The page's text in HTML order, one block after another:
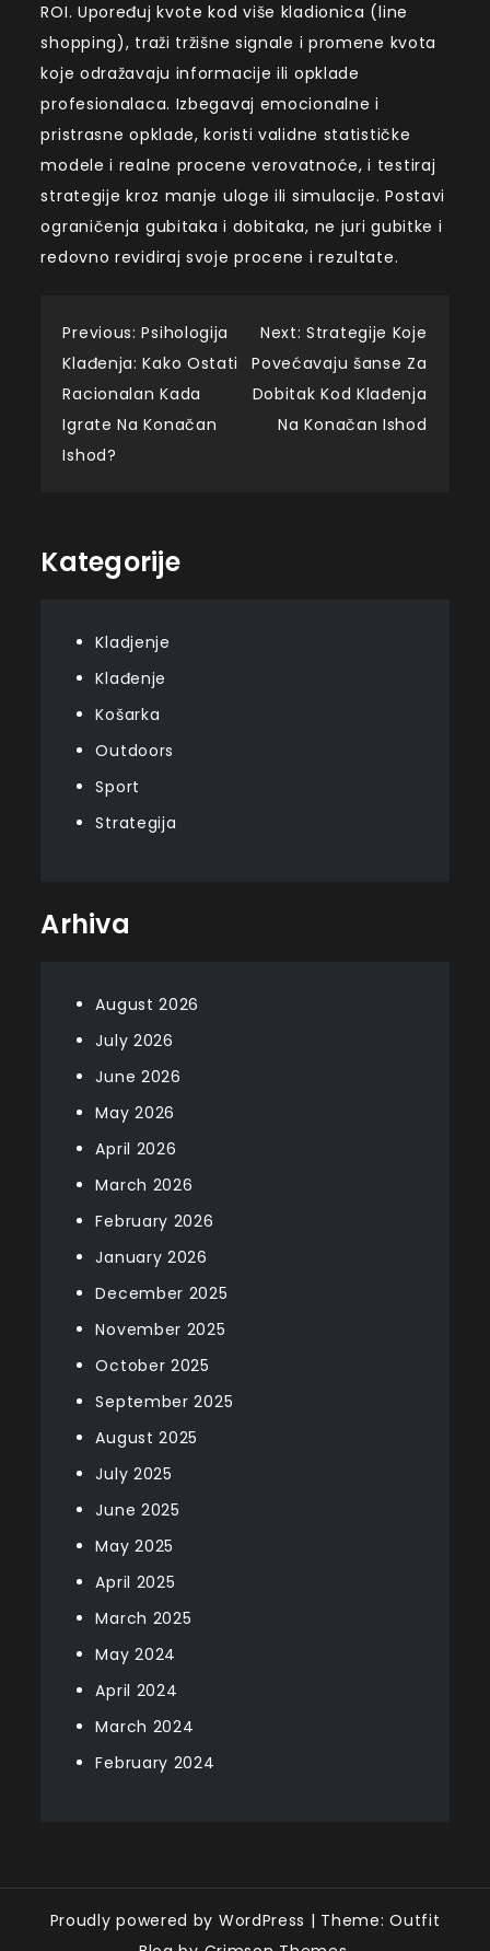
ROI. Upoređuj kvote kod više kladionica (line
shopping), traži tržišne signale i promene kvota
koje odražavaju informacije ili opklade
profesionalaca. Izbegavaj emocionalne i
pristrasne opklade, koristi validne statističke
modele i realne procene verovatnoće, i testiraj
strategije kroz manje uloge ili simulacije. Postavi
ograničenja gubitaka i dobitaka, ne juri gubitke i
redovno revidiraj svoje procene i rezultate.
Post
navigation
Previous: Psihologija
Klađenja: Kako Ostati
Racionalan Kada
Igrate Na Konačan
Ishod?
Next: Strategije Koje
Povećavaju šanse Za
Dobitak Kod Klađenja
Na Konačan Ishod
Kategorije
Kladjenje
Klađenje
Košarka
Outdoors
Sport
Strategija
Arhiva
August 2026
July 2026
June 2026
May 2026
April 2026
March 2026
February 2026
January 2026
December 2025
November 2025
October 2025
September 2025
August 2025
July 2025
June 2025
May 2025
April 2025
March 2025
May 2024
April 2024
March 2024
February 2024
Proudly powered by WordPress | Theme: Outfit